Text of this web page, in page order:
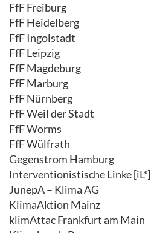
FfF Freiburg
FfF Heidelberg
FfF Ingolstadt
FfF Leipzig
FfF Magdeburg
FfF Marburg
FfF Nürnberg
FfF Weil der Stadt
FfF Worms
FfF Wülfrath
Gegenstrom Hamburg
Interventionistische Linke [iL*]
JunepA – Klima AG
KlimaAktion Mainz
klimAttac Frankfurt am Main